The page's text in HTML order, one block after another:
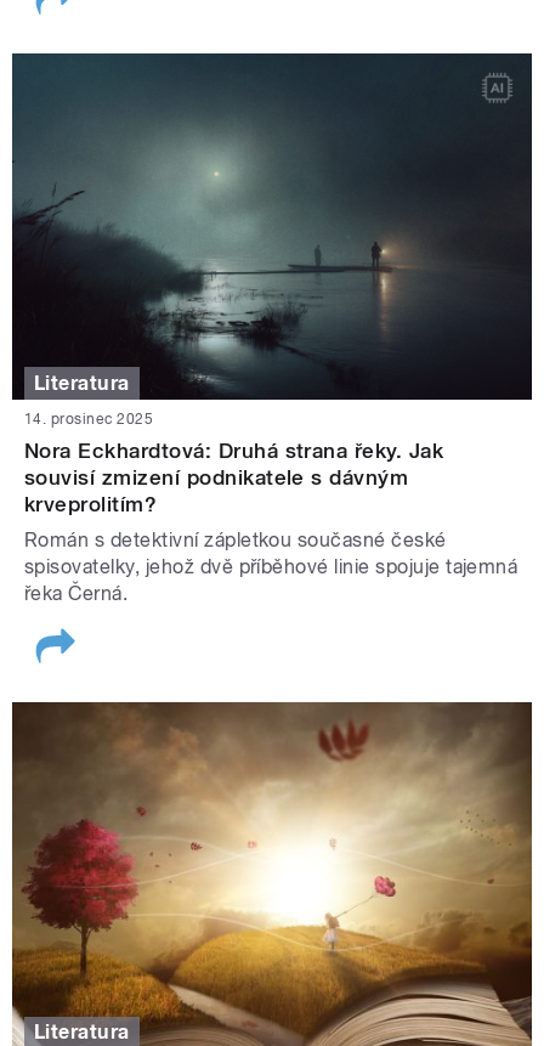
Literatura
14. prosinec 2025
Nora Eckhardtová: Druhá strana řeky. Jak
souvisí zmizení podnikatele s dávným
krveprolitím?
Román s detektivní zápletkou současné české
spisovatelky, jehož dvě příběhové linie spojuje tajemná
řeka Černá.
Literatura